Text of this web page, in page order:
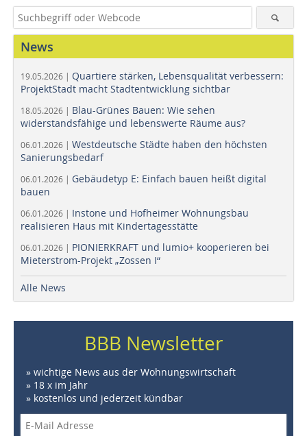
News
19.05.2026 | Quartiere stärken, Lebensqualität verbessern:
ProjektStadt macht Stadtentwicklung sichtbar
18.05.2026 | Blau-Grünes Bauen: Wie sehen
widerstandsfähige und lebenswerte Räume aus?
06.01.2026 | Westdeutsche Städte haben den höchsten
Sanierungsbedarf
06.01.2026 | Gebäudetyp E: Einfach bauen heißt digital
bauen
06.01.2026 | Instone und Hofheimer Wohnungsbau
realisieren Haus mit Kindertagesstätte
06.01.2026 | PIONIERKRAFT und lumio+ kooperieren bei
Mieterstrom-Projekt „Zossen I“
Alle News
BBB Newsletter
» wichtige News aus der Wohnungswirtschaft
» 18 x im Jahr
» kostenlos und jederzeit kündbar